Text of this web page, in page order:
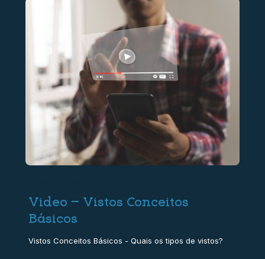
Video – Vistos Conceitos
Básicos
Vistos Conceitos Básicos - Quais os tipos de vistos?